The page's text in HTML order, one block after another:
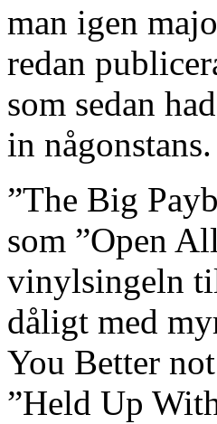
man igen
redan
som sedan
in någonstans.
”The Big
som ”Open
vinylsingeln
dåligt med
You Better
”Held Up